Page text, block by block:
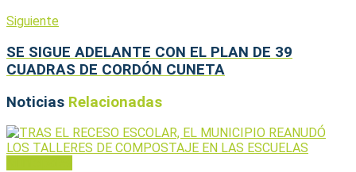
Siguiente
SE SIGUE ADELANTE CON EL PLAN DE 39
CUADRAS DE CORDÓN CUNETA
Noticias Relacionadas